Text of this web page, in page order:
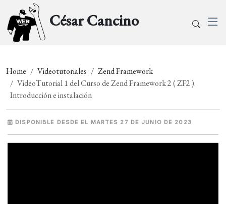
César Cancino
Home Videotutoriales
Zend Framework
VideoTutorial 1 del Curso de Zend Framework 2 ( ZF2 ).
Introducción e instalación
DISPONIBLE DESDE EL MARTES 27 DE JUNIO DE 2023